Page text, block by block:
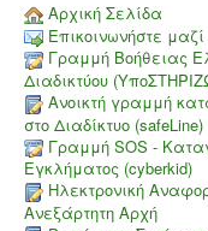
Αρχική Σελίδα
Επικοινωνήστε
Γραμμή Βοήθειας
Διαδικτύου
Aνοικτή γραμμή
στο Διαδίκτυο (safeLine)
Γραμμή SOS -
Εγκλήματος (cyberkid)
Ηλεκτρονική
Ανεξάρτητη Αρχή